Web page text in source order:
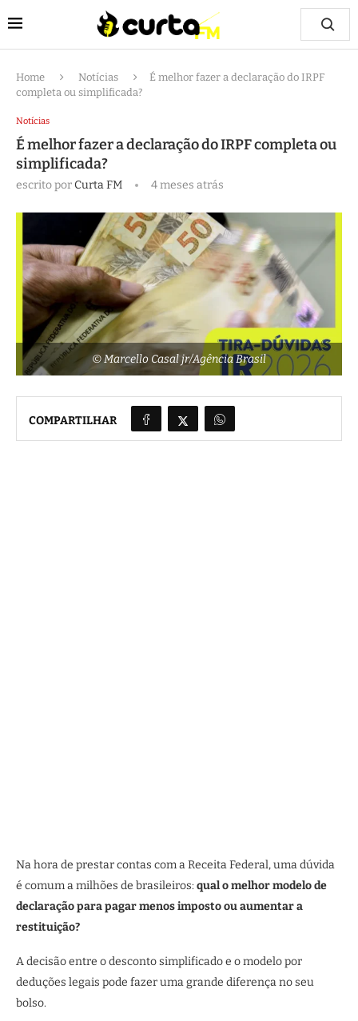
Home Notícias
É melhor fazer a declaração do IRPF
completa ou simplificada?
Notícias
É melhor fazer a declaração do IRPF completa ou
simplificada?
escrito porCurta FM 4 meses atrás
© Marcello Casal jr/Agência Brasil
COMPARTILHAR
Na hora de prestar contas com a Receita Federal, uma dúvida
é comum a milhões de brasileiros: qual o melhor modelo de
declaração para pagar menos imposto ou aumentar a
restituição?
A decisão entre o desconto simplificado e o modelo por
deduções legais pode fazer uma grande diferença no seu
bolso.